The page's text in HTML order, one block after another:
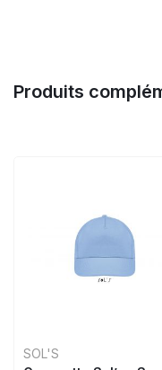
Produits
SOL'S